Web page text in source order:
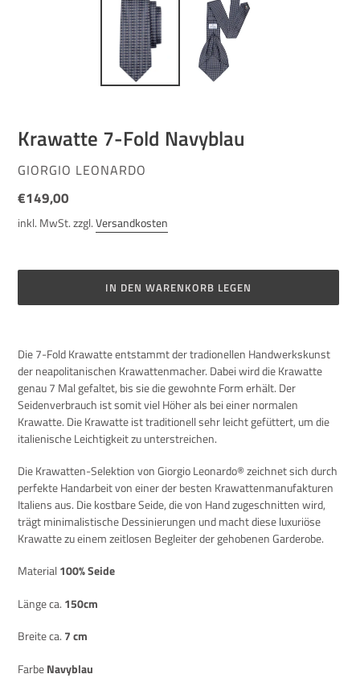
Krawatte 7-Fold Navyblau
VERKÄUFER
GIORGIO LEONARDO
Normaler
Preis
€149,00
inkl. MwSt. zzgl.Versandkosten
IN DEN WARENKORB LEGEN
zum
Warenkorb
hinzugefügt
Die 7-Fold Krawatte entstammt der tradionellen Handwerkskunst
der neapolitanischen Krawattenmacher. Dabei wird die Krawatte
genau 7 Mal gefaltet, bis sie die gewohnte Form erhält. Der
Seidenverbrauch ist somit viel Höher als bei einer normalen
Krawatte. Die Krawatte ist traditionell sehr leicht gefüttert, um die
italienische Leichtigkeit zu unterstreichen.
Die Krawatten-Selektion von Giorgio Leonardo® zeichnet sich durch
perfekte Handarbeit von einer der besten Krawattenmanufakturen
Italiens aus. Die kostbare Seide, die von Hand zugeschnitten wird,
trägt minimalistische Dessinierungen und macht diese luxuriöse
Krawatte zu einem zeitlosen Begleiter der gehobenen Garderobe.
Material100% Seide
Länge ca. 150cm
Breite ca. 7 cm
FarbeNavyblau